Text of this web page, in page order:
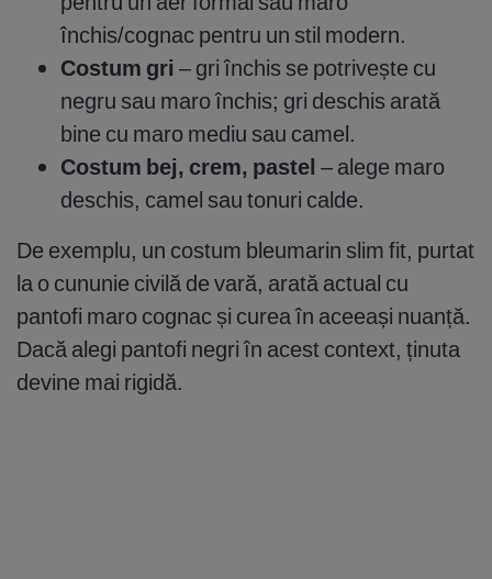
închis/cognac pentru un stil modern.
Costum gri – gri închis se potrivește cu
negru sau maro închis; gri deschis arată
bine cu maro mediu sau camel.
Costum bej, crem, pastel – alege maro
deschis, camel sau tonuri calde.
De exemplu, un costum bleumarin slim fit, purtat
la o cununie civilă de vară, arată actual cu
pantofi maro cognac și curea în aceeași nuanță.
Dacă alegi pantofi negri în acest context, ținuta
devine mai rigidă.